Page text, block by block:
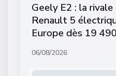
Geely E2 : la
Renault 5
Europe dès 19
06/08/2026